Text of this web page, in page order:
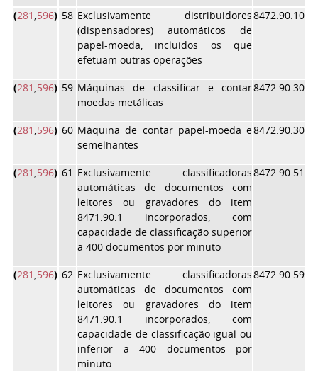
(281 ,596) 58 Exclusivamente distribuidores
(dispensadores) automáticos de
papel-moeda, incluídos os que
efetuam outras operações
8472.90.10
(281 ,596) 59 Máquinas de classificar e contar
moedas metálicas
8472.90.30
(281 ,596) 60 Máquina de contar papel-moeda e
semelhantes
8472.90.30
(281 ,596) 61 Exclusivamente classificadoras
automáticas de documentos com
leitores ou gravadores do item
8471.90.1 incorporados, com
capacidade de classificação superior
a 400 documentos por minuto
8472.90.51
(281 ,596) 62 Exclusivamente classificadoras
automáticas de documentos com
leitores ou gravadores do item
8471.90.1 incorporados, com
capacidade de classificação igual ou
inferior a 400 documentos por
minuto
8472.90.59